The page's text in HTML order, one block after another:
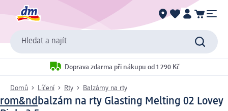
Hledat a najít
Doprava zdarma při nákupu od 1 290 Kč
Domů Líčení Rty Balzámy na rty
rom&ndbalzám na rty Glasting Melting 02 Lovey